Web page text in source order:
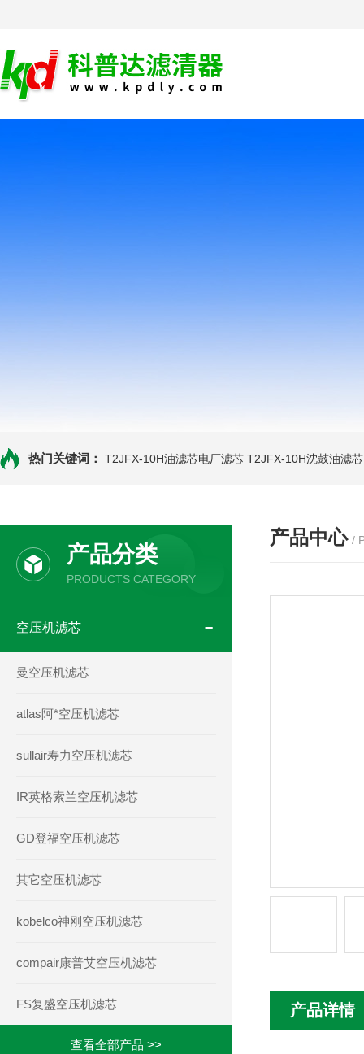
热门关键词： T2JFX-10H油滤芯电厂滤芯 T2JFX-10H沈鼓油滤芯
产品分类
PRODUCTS CATEGORY
空压机滤芯
曼空压机滤芯
atlas阿*空压机滤芯
sullair寿力空压机滤芯
IR英格索兰空压机滤芯
GD登福空压机滤芯
其它空压机滤芯
kobelco神刚空压机滤芯
compair康普艾空压机滤芯
FS复盛空压机滤芯
查看全部产品 >>
产品中心 /
产品详情